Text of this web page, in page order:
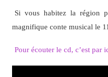
Si vous habitez la région
magnifique conte musical le
Pour écouter le cd, c’est par